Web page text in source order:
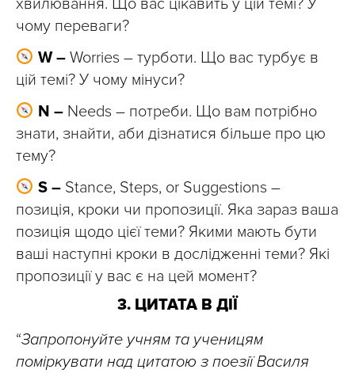
хвилювання. Що вас цікавить у цій темі? У
чому переваги?
W – Worries – турботи. Що вас турбує в
цій темі? У чому мінуси?
N – Needs – потреби. Що вам потрібно
знати, знайти, аби дізнатися більше про цю
тему?
S – Stance, Steps, or Suggestions –
позиція, кроки чи пропозиції. Яка зараз ваша
позиція щодо цієї теми? Якими мають бути
ваші наступні кроки в дослідженні теми? Які
пропозиції у вас є на цей момент?
3. ЦИТАТА В ДІЇ
“Запропонуйте учням та ученицям
поміркувати над цитатою з поезії Василя